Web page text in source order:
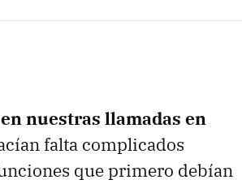
nuestras llamadas en
falta complicados
que primero debían